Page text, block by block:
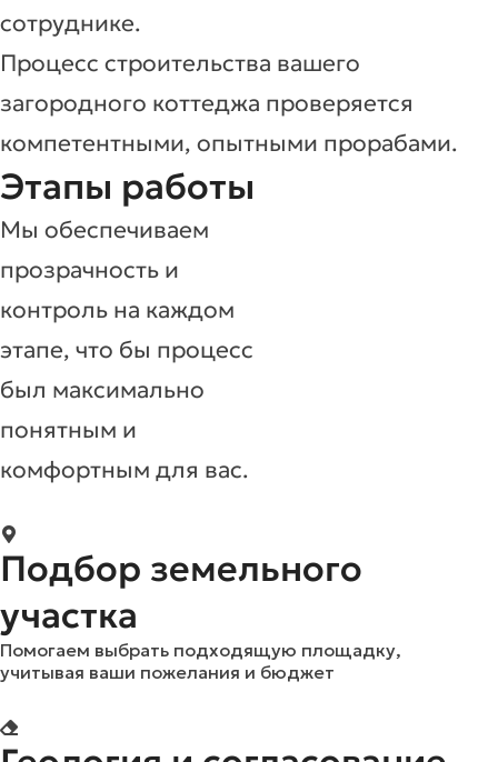
сотруднике.
Процесс строительства вашего
загородного коттеджа проверяется
компетентными, опытными прорабами.
Этапы работы
Мы обеспечиваем
прозрачность и
контроль на каждом
этапе, что бы процесс
был максимально
понятным и
комфортным для вас.
Подбор земельного
участка
Помогаем выбрать подходящую площадку,
учитывая ваши пожелания и бюджет